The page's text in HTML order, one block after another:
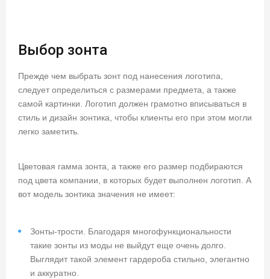
Выбор зонта
Прежде чем выбрать зонт под нанесения логотипа,
следует определиться с размерами предмета, а также
самой картинки. Логотип должен грамотно вписываться в
стиль и дизайн зонтика, чтобы клиенты его при этом могли
легко заметить.
Цветовая гамма зонта, а также его размер подбираются
под цвета компании, в которых будет выполнен логотип. А
вот модель зонтика значения не имеет:
Зонты-трости. Благодаря многофункциональности
такие зонты из моды не выйдут еще очень долго.
Выглядит такой элемент гардероба стильно, элегантно
и аккуратно.